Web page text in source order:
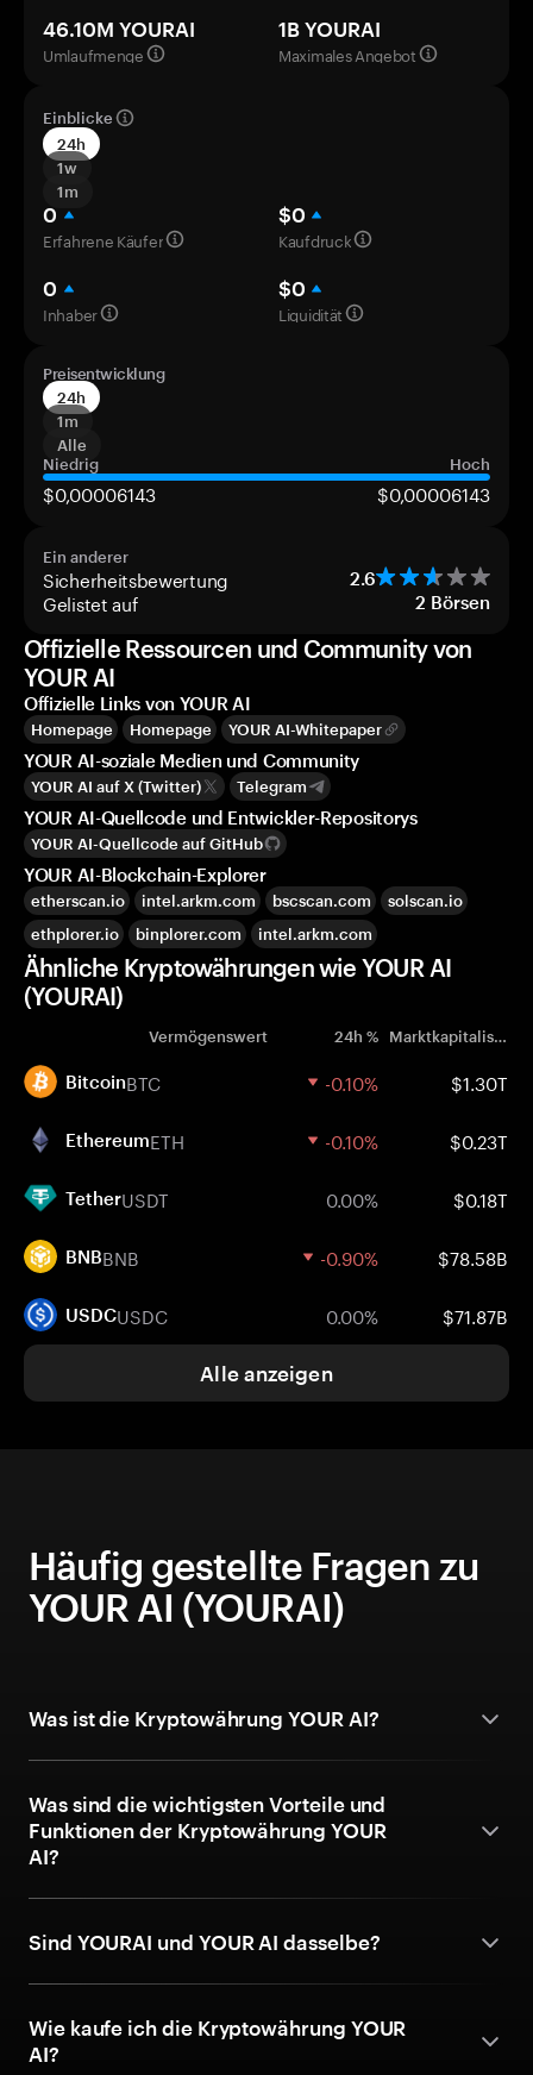
46.10M YOURAI
Umlaufmenge
1B YOURAI
Maximales Angebot
Einblicke
24h
1w
1m
0
Erfahrene Käufer
$0
Kaufdruck
0
Inhaber
$0
Liquidität
Preisentwicklung
24h
1m
Alle
Niedrig
Hoch
$0,00006143 $0,00006143
Ein anderer
Sicherheitsbewertung 2.6
Gelistet auf 2 Börsen
Offizielle Ressourcen und Community von
YOUR AI
Offizielle Links von YOUR AI
Homepage Homepage YOUR AI-Whitepaper
YOUR AI-soziale Medien und Community
YOUR AI auf X (Twitter) Telegram
YOUR AI-Quellcode und Entwickler-Repositorys
YOUR AI-Quellcode auf GitHub
YOUR AI-Blockchain-Explorer
etherscan.io intel.arkm.com bscscan.com
solscan.io
ethplorer.io
binplorer.com intel.arkm.com
Ähnliche Kryptowährungen wie YOUR AI
(YOURAI)
Vermögenswert 24h % Marktkapitalisierung
BitcoinBTC -0.10% $1.30T
EthereumETH -0.10% $0.23T
TetherUSDT 0.00% $0.18T
BNBBNB -0.90% $78.58B
USDCUSDC 0.00% $71.87B
Alle anzeigen
Häufig gestellte Fragen zu
YOUR AI (YOURAI)
Was ist die Kryptowährung YOUR AI?
Was sind die wichtigsten Vorteile und
Funktionen der Kryptowährung YOUR
AI?
Sind YOURAI und YOUR AI dasselbe?
Wie kaufe ich die Kryptowährung YOUR
AI?